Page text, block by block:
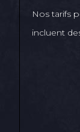
Nos tarifs
incluent